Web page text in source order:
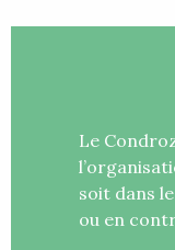
Le
soit dans
ou en